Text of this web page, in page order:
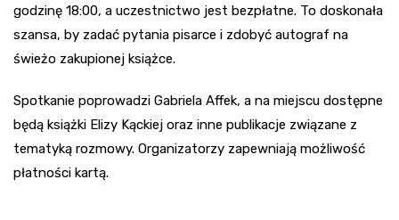
godzinę 18:00, a uczestnictwo jest bezpłatne. To doskonała
szansa, by zadać pytania pisarce i zdobyć autograf na
świeżo zakupionej książce.
Spotkanie poprowadzi Gabriela Affek, a na miejscu dostępne
będą książki Elizy Kąckiej oraz inne publikacje związane z
tematyką rozmowy. Organizatorzy zapewniają możliwość
płatności kartą.